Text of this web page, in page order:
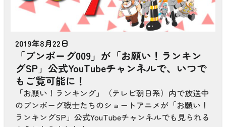
2019年8月22日
「ブンボーグ009」が「お願い！ランキン
グSP」公式YouTubeチャンネルで、いつで
もご覧可能に！
「お願い！ランキング」（テレビ朝日系）内で放送中
のブンボーグ戦士たちのショートアニメが「お願い！
ランキングSP」公式YouTubeチャンネルでも見られる